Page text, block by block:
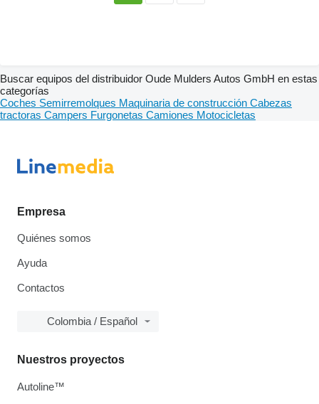
Buscar equipos del distribuidor Oude Mulders Autos GmbH en estas
categorías
Coches Semirremolques Maquinaria de construcción Cabezas
tractoras Campers Furgonetas Camiones Motocicletas
Empresa
Quiénes somos
Ayuda
Contactos
Colombia / Español
Nuestros proyectos
Autoline™